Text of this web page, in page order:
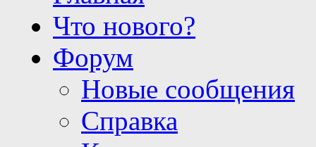
Что нового?
Форум
Новые сообщения
Справка